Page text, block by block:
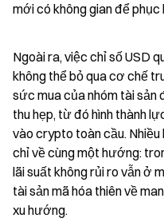
mới có không gian để phục
Ngoài ra, việc chỉ số USD
không thể bỏ qua cơ chế
sức mua của nhóm tài sản
thu hẹp, từ đó hình thành
vào crypto toàn cầu. Nhiều
chỉ về cùng một hướng:
lãi suất không rủi ro vẫn ở
tài sản mã hóa thiên về
xu hướng.